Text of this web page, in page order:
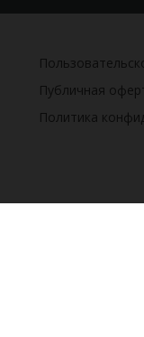
Публичная
Политика